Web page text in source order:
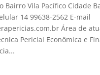
Bairro Vila Pacífico Cidade
14 99638-2562 E-mail
Área de
Pericial Econômica e